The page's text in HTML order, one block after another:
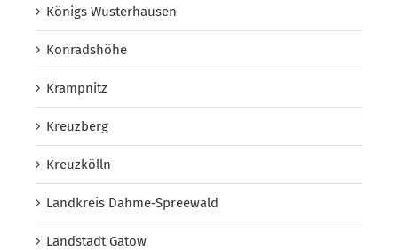
Königs Wusterhausen
Konradshöhe
Krampnitz
Kreuzberg
Kreuzkölln
Landkreis Dahme-Spreewald
Landstadt Gatow